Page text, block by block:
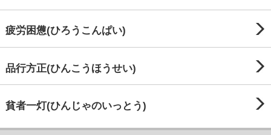
疲労困憊(ひろうこんぱい)
品行方正(ひんこうほうせい)
貧者一灯(ひんじゃのいっとう)